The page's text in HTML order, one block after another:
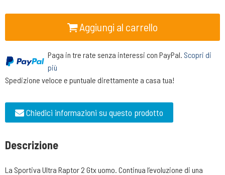
Aggiungi al carrello
Paga in tre rate senza interessi con PayPal. Scopri di
più
Spedizione veloce e puntuale direttamente a casa tua!
Chiedici informazioni su questo prodotto
Descrizione
La Sportiva Ultra Raptor 2 Gtx uomo. Continua l’evoluzione di una